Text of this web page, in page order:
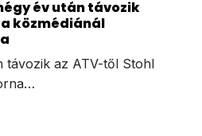
év után távozik
közmédiánál
távozik az ATV-től Stohl